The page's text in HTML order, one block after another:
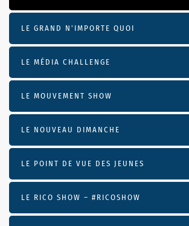
LE GRAND N’IMPORTE QUOI
LE MÉDIA CHALLENGE
LE MOUVEMENT SHOW
LE NOUVEAU DIMANCHE
LE POINT DE VUE DES JEUNES
LE RICO SHOW – #RICOSHOW